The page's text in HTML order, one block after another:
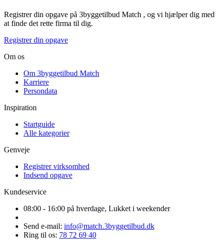
Registrer din opgave på 3byggetilbud Match , og vi hjælper dig med
at finde det rette firma til dig.
Registrer din opgave
Om os
Om 3byggetilbud Match
Karriere
Persondata
Inspiration
Startguide
Alle kategorier
Genveje
Registrer virksomhed
Indsend opgave
Kundeservice
08:00 - 16:00 på hverdage, Lukket i weekender
Send e-mail: info@match.3byggetilbud.dk
Ring til os: 78 72 69 40